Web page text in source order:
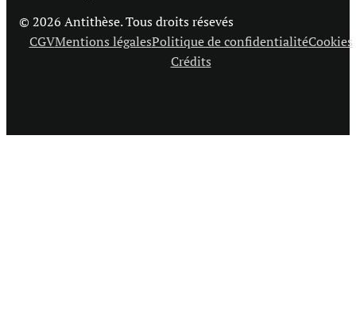
© 2026 Antithèse. Tous droits résevés
CGVMentions légalesPolitique de confidentialitéCookies
Crédits